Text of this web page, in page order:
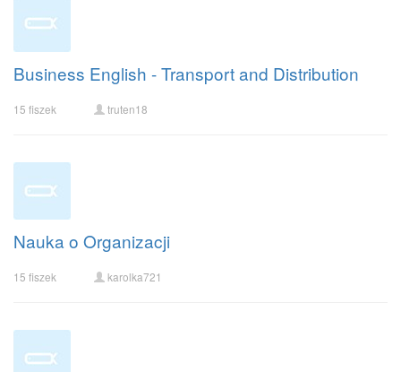
Business English - Transport and Distribution
15 fiszek truten18
Nauka o Organizacji
15 fiszek karolka721